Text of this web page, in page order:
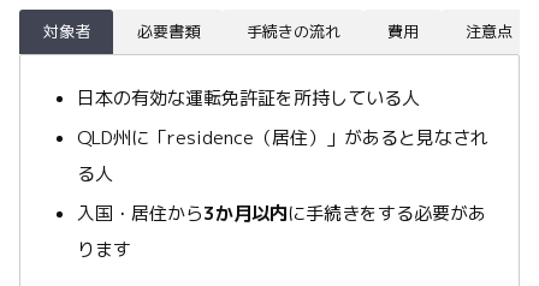
対象者 必要書類 手続きの流れ 費用 注意点
日本の有効な運転免許証を所持している人
QLD州に「residence（居住）」があると見なされ
る人
入国・居住から3か月以内に手続きをする必要があ
ります